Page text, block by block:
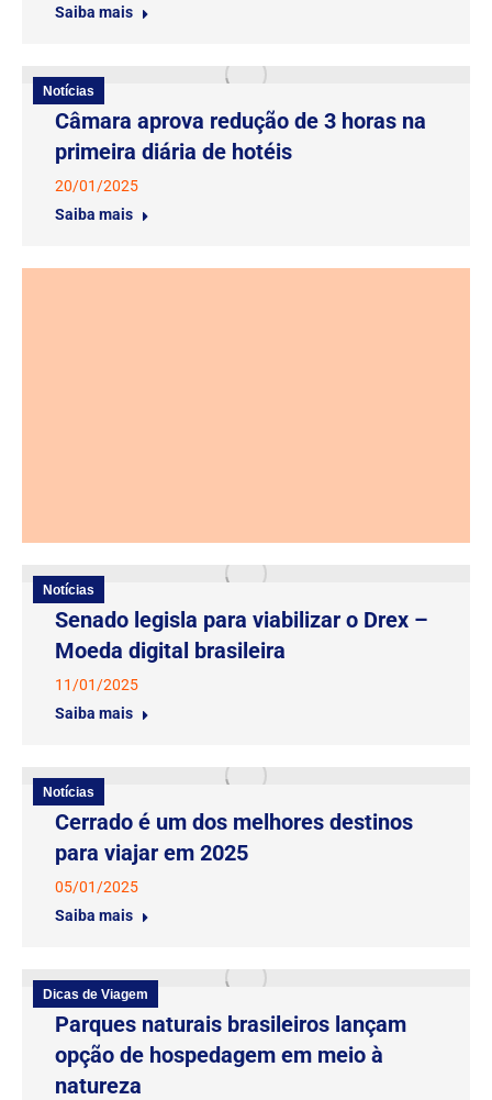
Saiba mais
Notícias
Câmara aprova redução de 3 horas na
primeira diária de hotéis
20/01/2025
Saiba mais
Notícias
Senado legisla para viabilizar o Drex –
Moeda digital brasileira
11/01/2025
Saiba mais
Notícias
Cerrado é um dos melhores destinos
para viajar em 2025
05/01/2025
Saiba mais
Dicas de Viagem
Parques naturais brasileiros lançam
opção de hospedagem em meio à
natureza